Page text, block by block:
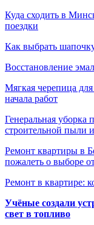
Куда сходить в
поездки
Как выбрать
Восстановление
Мягкая черепица
начала работ
Генеральная уборка
строительной пыли
Ремонт квартиры в
пожалеть о выборе
Ремонт в квартире:
Учёные создали
свет в топливо